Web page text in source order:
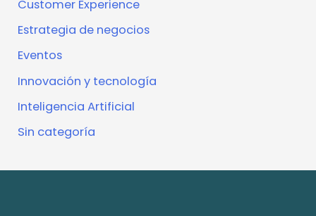
Customer Experience
Estrategia de negocios
Eventos
Innovación y tecnología
Inteligencia Artificial
Sin categoría